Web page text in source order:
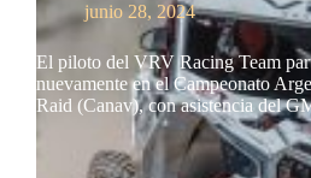
junio 28, 2024
El piloto del VRV Racing Team
nuevamente en el Campeonato
Raid (Canav), con asistencia del